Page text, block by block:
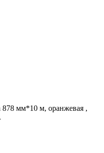
878 мм*10 м, оранжевая ,